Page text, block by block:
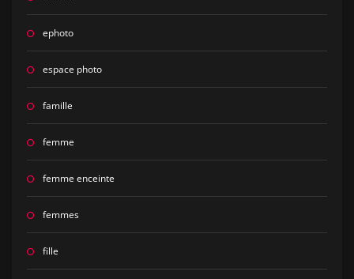
ephoto
espace photo
famille
femme
femme enceinte
femmes
fille